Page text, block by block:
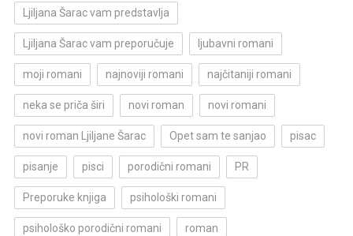
Ljiljana Šarac vam predstavlja
Ljiljana Šarac vam preporučuje ljubavni romani
moji romani najnoviji romani najčitaniji romani
neka se priča širi novi roman novi romani
novi roman Ljiljane Šarac Opet sam te sanjao pisac
pisanje pisci porodični romani PR
Preporuke knjiga psihološki romani
psihološko porodični romani roman